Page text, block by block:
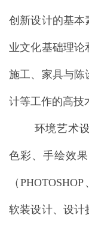
创新设计的基本
业文化基础理
施工、家具与陈
计等工作的高技
环境艺术
色彩、手绘效
（
软装设计、设计